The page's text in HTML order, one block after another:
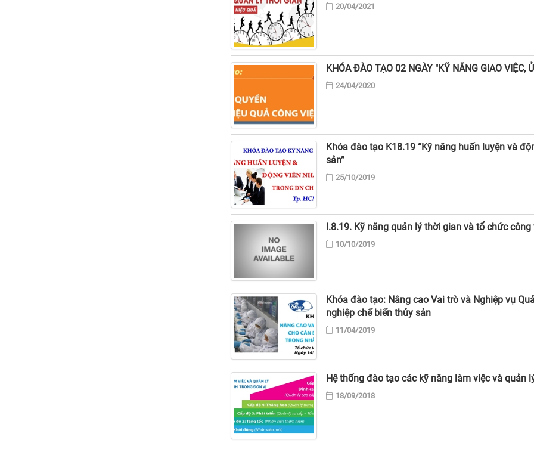
20/04/2021
KHÓA ĐÀO TẠO 02 NGÀY "KỸ NĂNG GIAO VIỆC,
24/04/2020
Khóa đào tạo K18.19 “Kỹ năng huấn luyện và
sản”
25/10/2019
I.8.19. Kỹ năng quản lý thời gian và tổ chức công
10/10/2019
Khóa đào tạo: Nâng cao Vai trò và Nghiệp vụ
nghiệp chế biến thủy sản
11/04/2019
Hệ thống đào tạo các kỹ năng làm việc và quản
18/09/2018